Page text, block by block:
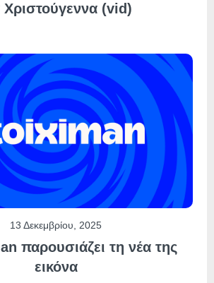
Χριστούγεννα (vid)
13 Δεκεμβρίου, 2025
παρουσιάζει τη νέα της
εικόνα